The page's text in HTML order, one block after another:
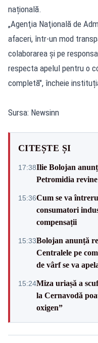
națională.
„Agenţia Naţională de
afaceri, într-un mod
colaborarea şi pe
respecta apelul pentru o
completă", încheie
Sursa: Newsinn
CITEȘTE ȘI
17:38Ilie Bolojan
Petromidia
15:36Cum se va
consumatori
compensații
15:33Bolojan anunță
Centralele pe
de vârf se va
15:24Miza uriașă a
la Cernavodă
oxigen”